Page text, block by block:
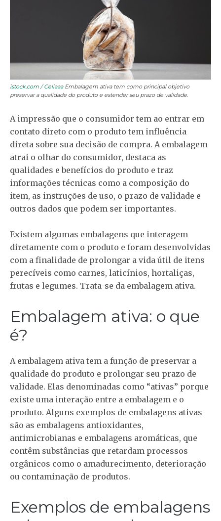
istock.com / Celiaaa Embalagem ativa tem como principal objetivo
preservar a qualidade do produto e estender seu prazo de validade.
A impressão que o consumidor tem ao entrar em
contato direto com o produto tem influência
direta sobre sua decisão de compra. A embalagem
atrai o olhar do consumidor, destaca as
qualidades e benefícios do produto e traz
informações técnicas como a composição do
item, as instruções de uso, o prazo de validade e
outros dados que podem ser importantes.
Existem algumas embalagens que interagem
diretamente com o produto e foram desenvolvidas
com a finalidade de prolongar a vida útil de itens
perecíveis como carnes, laticínios, hortaliças,
frutas e legumes. Trata-se da embalagem ativa.
Embalagem ativa: o que
é?
A embalagem ativa tem a função de preservar a
qualidade do produto e prolongar seu prazo de
validade. Elas denominadas como “ativas” porque
existe uma interação entre a embalagem e o
produto. Alguns exemplos de embalagens ativas
são as embalagens antioxidantes,
antimicrobianas e embalagens aromáticas, que
contêm substâncias que retardam processos
orgânicos como o amadurecimento, deterioração
ou contaminação de produtos.
Exemplos de embalagens